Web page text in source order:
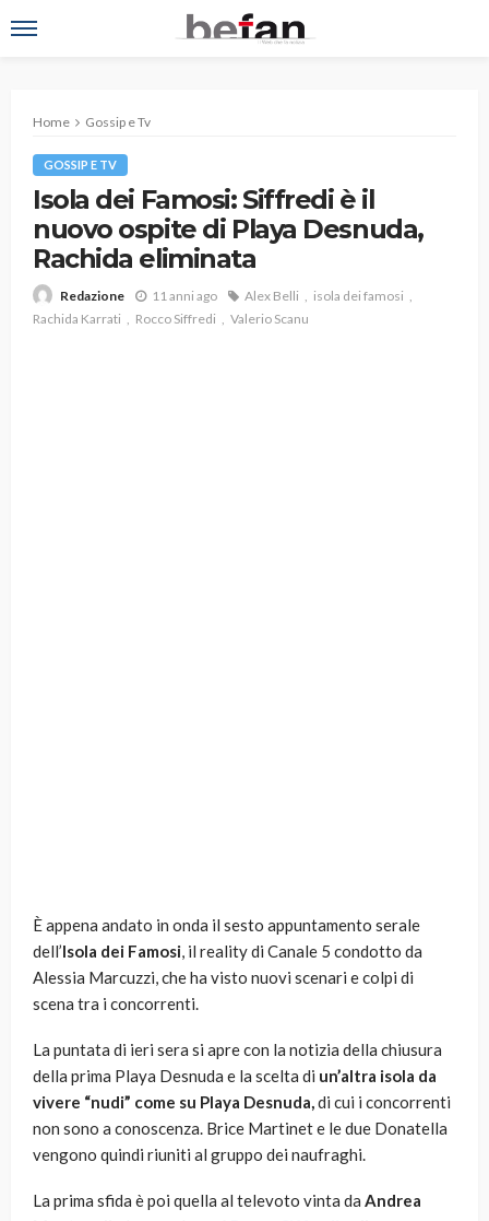
Home Gossip e Tv
GOSSIP E TV
Isola dei Famosi: Siffredi è il
nuovo ospite di Playa Desnuda,
Rachida eliminata
Redazione 11 anni ago Alex Belli
isola dei famosi
Rachida Karrati
Rocco Siffredi Valerio Scanu
È appena andato in onda il sesto appuntamento serale
dell’Isola dei Famosi, il reality di Canale 5 condotto da
Alessia Marcuzzi, che ha visto nuovi scenari e colpi di
scena tra i concorrenti.
La puntata di ieri sera si apre con la notizia della chiusura
della prima Playa Desnuda e la scelta di un’altra isola da
vivere “nudi” come su Playa Desnuda,di cui i concorrenti
non sono a conoscenza. Brice Martinet e le due Donatella
vengono quindi riuniti al gruppo dei naufraghi.
La prima sfida è poi quella al televoto vinta da Andrea